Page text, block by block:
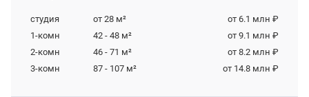
студия от 28 м²
от 6.1 млн ₽
1-комн
42 - 48 м²
от 9.1 млн ₽
2-комн
46 - 71 м²
от 8.2 млн ₽
3-комн
87 - 107 м² от 14.8 млн ₽